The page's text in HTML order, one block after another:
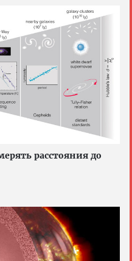
расстояния до